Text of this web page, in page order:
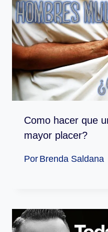
Como hacer que
mayor placer?
Por Brenda Saldana